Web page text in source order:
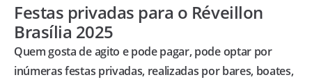
Festas privadas para o Réveillon
Brasília 2025
Quem gosta de agito e pode pagar, pode optar por
inúmeras festas privadas, realizadas por bares, boates,